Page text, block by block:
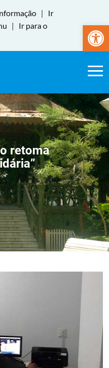
Abrir
|
Ir
|
Ir para o
retoma